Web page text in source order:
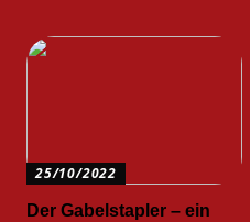
25/10/2022
Der Gabelstapler – ein